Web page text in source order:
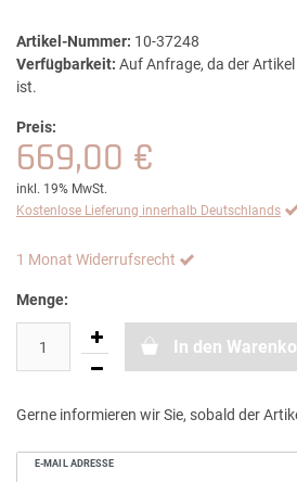
Artikel-Nummer: 10-37248
Verfügbarkeit: Auf Anfrage, da der
ist.
Preis:
669,00 €
inkl. 19% MwSt.
Kostenlose Lieferung innerhalb Deutschlands
1 Monat Widerrufsrecht
Menge:
In den
Gerne informieren wir Sie, sobald der
E-MAIL ADRESSE